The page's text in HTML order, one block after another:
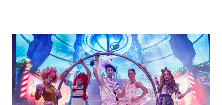
sus visitantes, así como las medidas de seguridad precisas
para que los visitantes disfruten de un día diversión con
todas las garantías. Estas medidas han permitido a Parque
Warner recibir el sello SAFE TOURISM CERTIFIED, que
certifica la implantación de un sistema de prevención de